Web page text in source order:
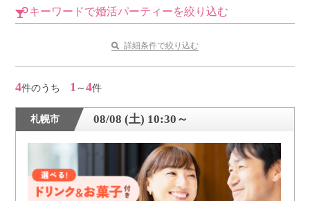
公式アカウントで最新情報を配信中！
PR
約1,300店の中から
おすすめの優良結婚相談所をご紹介
キーワードで婚活パーティーを絞り込む
詳細条件で絞り込む
4件のうち 1 ～4件
札幌市 08/08 (土) 10:30～